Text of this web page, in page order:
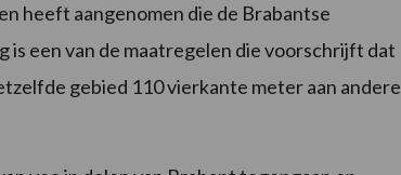
heeft aangenomen die de Brabantse
een van de maatregelen die voorschrijft dat
gebied 110 vierkante meter aan andere